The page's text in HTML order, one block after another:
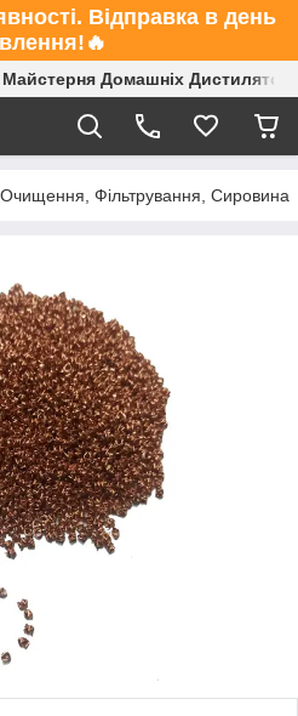
Відправка в день
Домашніх
Очищення, Фільтрування, Сировина